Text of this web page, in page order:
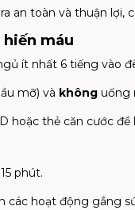
an toàn và thuận lợi,
hiến máu
ít nhất 6 tiếng vào
mỡ) và không uống
hoặc thẻ căn cước
phút.
các hoạt động gắng